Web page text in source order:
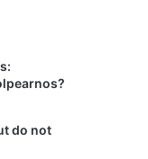
do not